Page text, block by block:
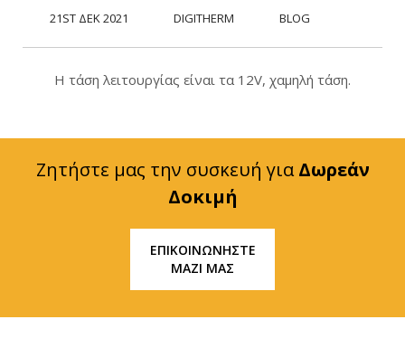
21ST ΔΕΚ 2021 DIGITHERM BLOG
Η τάση λειτουργίας είναι τα 12V, χαμηλή τάση.
Ζητήστε μας την συσκευή γιαΔωρεάν
Δοκιμή
ΕΠΙΚΟΙΝΩΝΗΣΤΕ
ΜΑΖΙ ΜΑΣ